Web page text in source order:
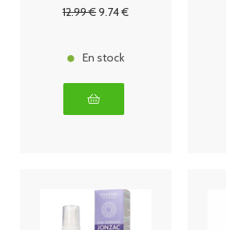
12.99€9.74€
En stock